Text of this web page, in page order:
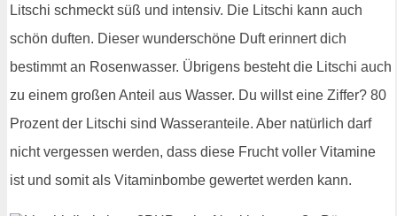
Litschi schmeckt süß und intensiv. Die Litschi kann auch
schön duften. Dieser wunderschöne Duft erinnert dich
bestimmt an Rosenwasser. Übrigens besteht die Litschi auch
zu einem großen Anteil aus Wasser. Du willst eine Ziffer? 80
Prozent der Litschi sind Wasseranteile. Aber natürlich darf
nicht vergessen werden, dass diese Frucht voller Vitamine
ist und somit als Vitaminbombe gewertet werden kann.